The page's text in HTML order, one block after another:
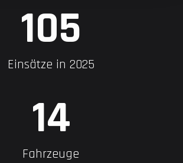
125
Einsätze in 2025
16
Fahrzeuge